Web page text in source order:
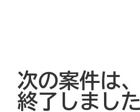
次の案件は
終了しました